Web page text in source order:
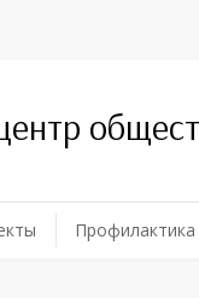
Профилактика